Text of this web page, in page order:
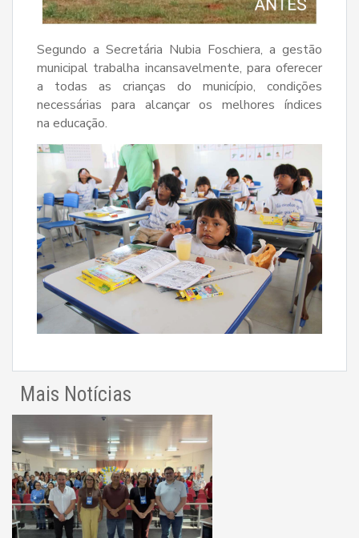
Segundo a Secretária Nubia Foschiera, a gestão
municipal trabalha incansavelmente, para oferecer
a todas as crianças do município, condições
necessárias para alcançar os melhores índices
na educação.
Mais Notícias